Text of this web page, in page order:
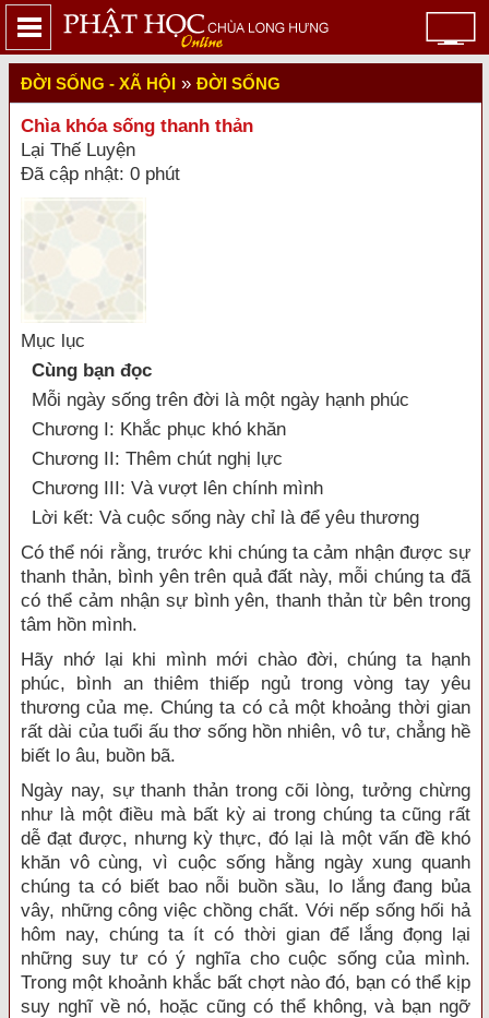
ĐỜI SỐNG - XÃ HỘI » ĐỜI SỐNG
Chìa khóa sống thanh thản
Lại Thế Luyện
Đã cập nhật: 0 phút
Mục lục
Cùng bạn đọc
Mỗi ngày sống trên đời là một ngày hạnh phúc
Chương I: Khắc phục khó khăn
Chương II: Thêm chút nghị lực
Chương III: Và vượt lên chính mình
Lời kết: Và cuộc sống này chỉ là để yêu thương
Có thể nói rằng, trước khi chúng ta cảm nhận được sự
thanh thản, bình yên trên quả đất này, mỗi chúng ta đã
có thể cảm nhận sự bình yên, thanh thản từ bên trong
tâm hồn mình.
Hãy nhớ lại khi mình mới chào đời, chúng ta hạnh
phúc, bình an thiêm thiếp ngủ trong vòng tay yêu
thương của mẹ. Chúng ta có cả một khoảng thời gian
rất dài của tuổi ấu thơ sống hồn nhiên, vô tư, chẳng hề
biết lo âu, buồn bã.
Ngày nay, sự thanh thản trong cõi lòng, tưởng chừng
như là một điều mà bất kỳ ai trong chúng ta cũng rất
dễ đạt được, nhưng kỳ thực, đó lại là một vấn đề khó
khăn vô cùng, vì cuộc sống hằng ngày xung quanh
chúng ta có biết bao nỗi buồn sầu, lo lắng đang bủa
vây, những công việc chồng chất. Với nếp sống hối hả
hôm nay, chúng ta ít có thời gian để lắng đọng lại
những suy tư có ý nghĩa cho cuộc sống của mình.
Trong một khoảnh khắc bất chợt nào đó, bạn có thể kịp
suy nghĩ về nó, hoặc cũng có thể không, và bạn ngỡ